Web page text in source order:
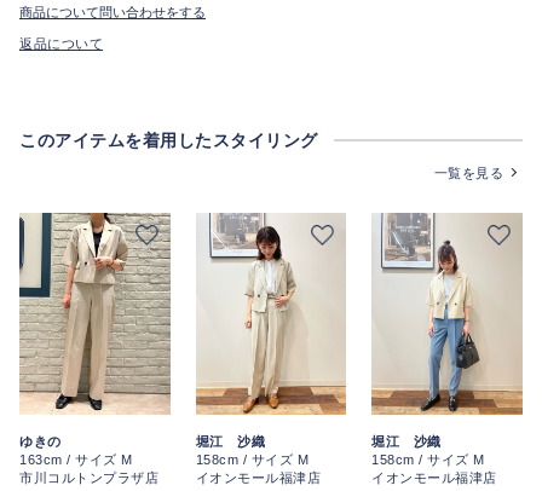
商品について問い合わせをする
返品について
このアイテムを着用したスタイリング
一覧を見る
ゆきの
163cm / サイズ M
市川コルトンプラザ店
堀江 沙織
158cm / サイズ M
イオンモール福津店
堀江 沙織
158cm / サイズ M
イオンモール福津店